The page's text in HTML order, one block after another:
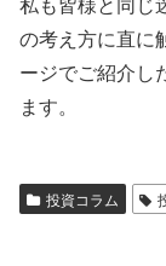
の考え方に直に
ージでご紹介し
ます。
投資コラム